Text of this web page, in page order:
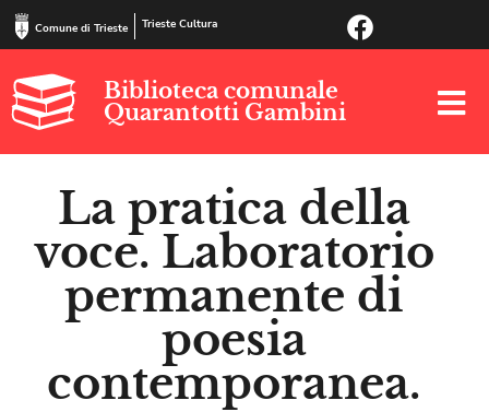
Comune di Trieste Trieste Cultura
Biblioteca comunale
Quarantotti Gambini
La pratica della
voce. Laboratorio
permanente di
poesia
contemporanea.